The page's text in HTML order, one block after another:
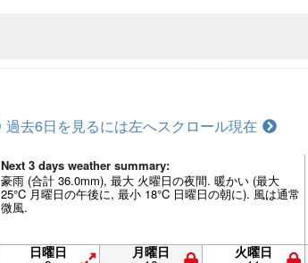
過去6日を見るには左へスクロール現在
Next 3 days weather summary:
豪雨 (合計 36.0mm), 最大 火曜日の夜間. 暖かい (最大
25°C 月曜日の午後に, 最小 18°C 日曜日の朝に). 風は通常
微風.
日曜日 月曜日 火曜日